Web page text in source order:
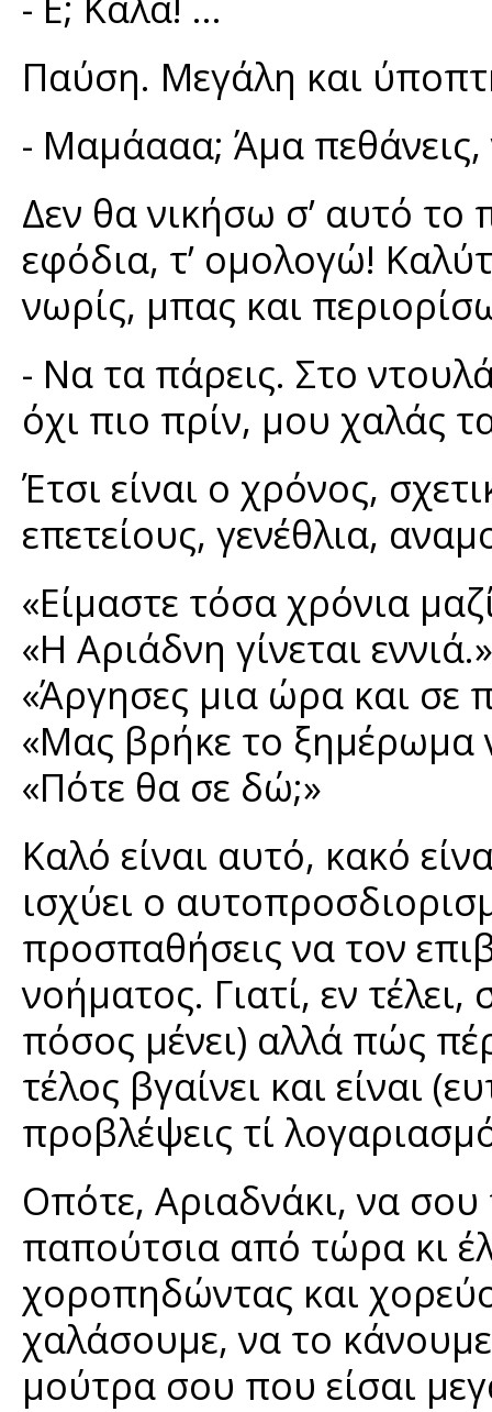
Παύση. Μεγάλη και
- Μαμάααα; Άμα
Δεν θα νικήσω σ’ αυτό το
εφόδια, τ’ ομολογώ!
νωρίς, μπας και
- Να τα πάρεις. Στο
όχι πιο πρίν, μου χαλάς
Έτσι είναι ο χρόνος,
επετείους, γενέθλια,
«Είμαστε τόσα χρόνια
«Η Αριάδνη γίνεται εννιά.»
«Άργησες μια ώρα και σε
«Μας βρήκε το ξημέρωμα
«Πότε θα σε δώ;»
Καλό είναι αυτό, κακό
ισχύει ο
προσπαθήσεις να τον
νοήματος. Γιατί, εν
πόσος μένει) αλλά πώς
τέλος βγαίνει και είναι
προβλέψεις τί
Οπότε, Αριαδνάκι, να
παπούτσια από τώρα κι
χοροπηδώντας και
χαλάσουμε, να το
μούτρα σου που είσαι